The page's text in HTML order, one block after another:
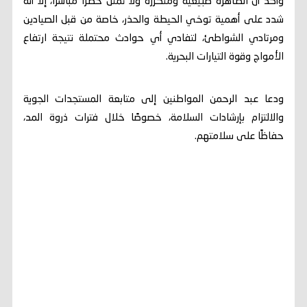
شدد على أهمية توخي الحيطة والحذر، خاصة من قبل الصيادين
ومرتادي الشواطئ، لتفادي أي حوادث محتملة نتيجة ارتفاع
الأمواج وقوة التيارات البحرية.
ودعا عبد الرحمن المواطنين إلى متابعة المستجدات الجوية
والالتزام بإرشادات السلامة، خصوصًا خلال فترات ذروة المد،
حفاظًا على سلامتهم.